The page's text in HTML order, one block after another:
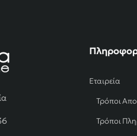
Εταιρεία
Τρόποι
Τρόποι